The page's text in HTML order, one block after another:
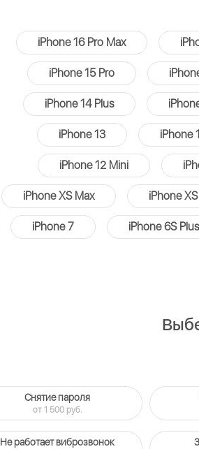
iPhone 16 Pro Max
iPhone 15 Pro
iPhone 14 Plus
iPhone 13 iPhone
iPhone 12 Mini
iPhone XS Max iPhone XS
iPhone 7 iPhone 6S Plus
Снятие пароля
от 1 500 руб.
Не работает виброзвонок